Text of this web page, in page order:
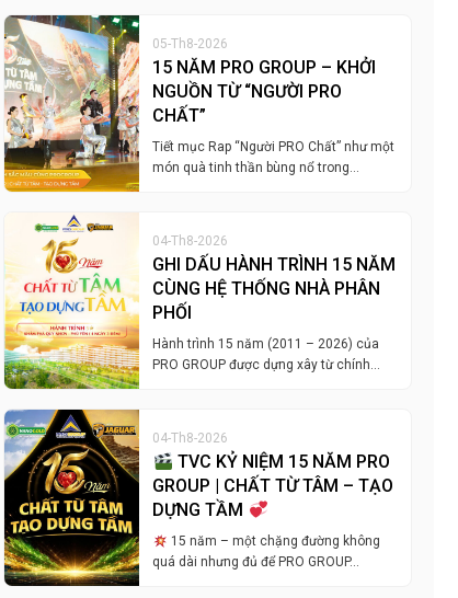
05-Th8-2026
15 NĂM PRO GROUP – KHỞI
NGUỒN TỪ “NGƯỜI PRO
CHẤT”
Tiết mục Rap “Người PRO Chất” như một
món quà tinh thần bùng nổ trong…
04-Th8-2026
GHI DẤU HÀNH TRÌNH 15 NĂM
CÙNG HỆ THỐNG NHÀ PHÂN
PHỐI
Hành trình 15 năm (2011 – 2026) của
PRO GROUP được dựng xây từ chính…
04-Th8-2026
TVC KỶ NIỆM 15 NĂM PRO
GROUP | CHẤT TỪ TÂM – TẠO
DỰNG TẦM
15 năm – một chặng đường không
quá dài nhưng đủ để PRO GROUP…